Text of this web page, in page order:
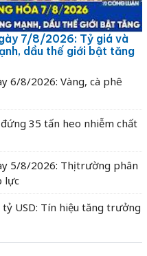
7/8/2026: Tỷ giá và
dầu thế giới bật tăng
6/8/2026: Vàng, cà phê
35 tấn heo nhiễm chất
5/8/2026: Thị trường phân
lực
USD: Tín hiệu tăng trưởng